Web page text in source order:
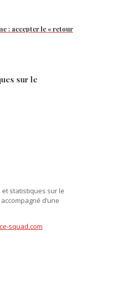
: accepter le « retour
sur le
statistiques sur le
d’une
squad.com